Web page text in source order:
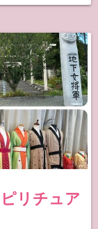
リチュア